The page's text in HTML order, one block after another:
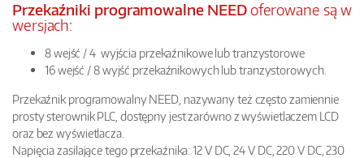
Przekaźniki programowalne NEEDoferowane są w
wersjach:
8 wejść / 4 wyjścia przekaźnikowe lub tranzystorowe
16 wejść / 8 wyjść przekaźnikowych lub tranzystorowych.
Przekaźnik programowalny NEED, nazywany też często zamiennie
prosty sterownik PLC, dostępny jest zarówno z wyświetlaczem LCD
oraz bez wyświetlacza.
Napięcia zasilające tego przekaźnika: 12 V DC, 24 V DC, 220 V DC, 230